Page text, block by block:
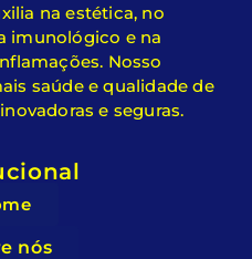
na estética, no
imunológico e na
Nosso
saúde e qualidade de
e seguras.
nós